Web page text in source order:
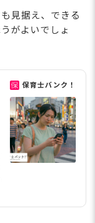
見据え、できる
がよいでしょ
保育士バンク！